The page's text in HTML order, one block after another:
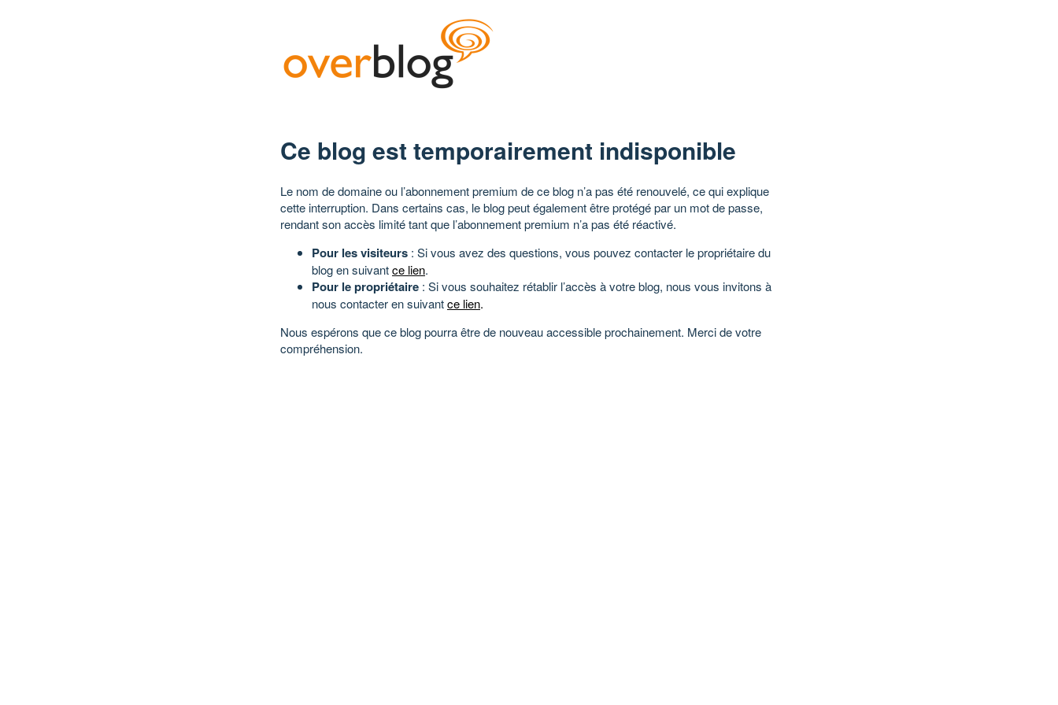
Ce blog est temporairement indisponible
Le nom de domaine ou l’abonnement premium de ce blog n’a pas été renouvelé, ce qui explique
cette interruption. Dans certains cas, le blog peut également être protégé par un mot de passe,
rendant son accès limité tant que l’abonnement premium n’a pas été réactivé.
Pour les visiteurs : Si vous avez des questions, vous pouvez contacter le propriétaire du
blog en suivantce lien.
Pour le propriétaire : Si vous souhaitez rétablir l’accès à votre blog, nous vous invitons à
nous contacter en suivantce lien.
Nous espérons que ce blog pourra être de nouveau accessible prochainement. Merci de votre
compréhension.